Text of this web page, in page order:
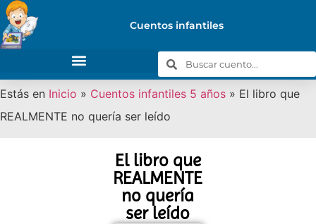
Cuentos infantiles
Estás en Inicio » Cuentos infantiles 5 años » El libro que
REALMENTE no quería ser leído
El libro que
REALMENTE
no quería
ser leído